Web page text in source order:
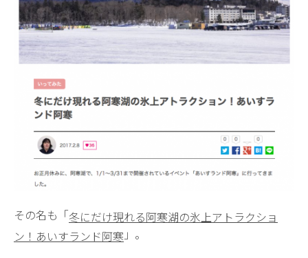
その名も「冬にだけ現れる阿寒湖の氷上アトラクショ
ン！あいすランド阿寒 」。